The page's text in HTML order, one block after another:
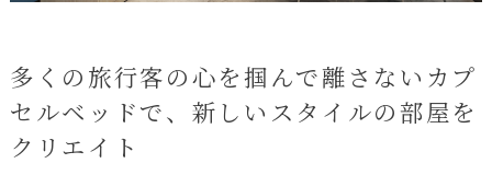
多くの旅行客の心を掴んで離さないカプ
セルベッドで、新しいスタイルの部屋を
クリエイト